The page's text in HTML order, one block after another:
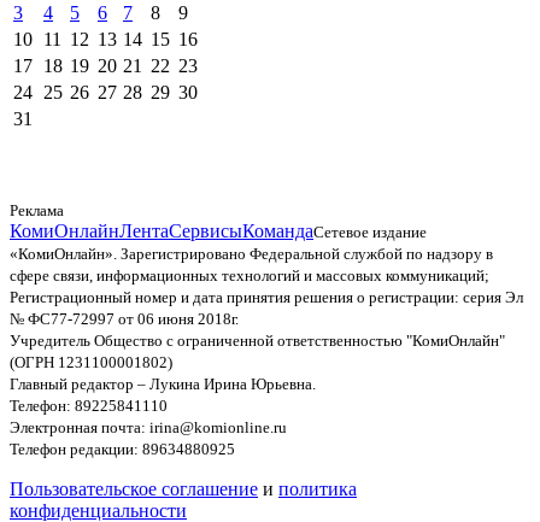
3
4 5 6 7 8
9
10 11 12 13 14 15 16
17 18 19 20 21 22 23
24 25 26 27 28 29 30
31
Реклама
КомиОнлайнЛентаСервисыКомандаСетевое издание
«КомиОнлайн». Зарегистрировано Федеральной службой по надзору в
сфере связи, информационных технологий и массовых коммуникаций;
Регистрационный номер и дата принятия решения о регистрации: серия Эл
№ ФС77-72997 от 06 июня 2018г.
Учредитель Общество с ограниченной ответственностью "КомиОнлайн"
(ОГРН 1231100001802)
Главный редактор – Лукина Ирина Юрьевна.
Телефон: 89225841110
Электронная почта: irina@komionline.ru
Телефон редакции: 89634880925
Пользовательское соглашение и политика
конфиденциальности